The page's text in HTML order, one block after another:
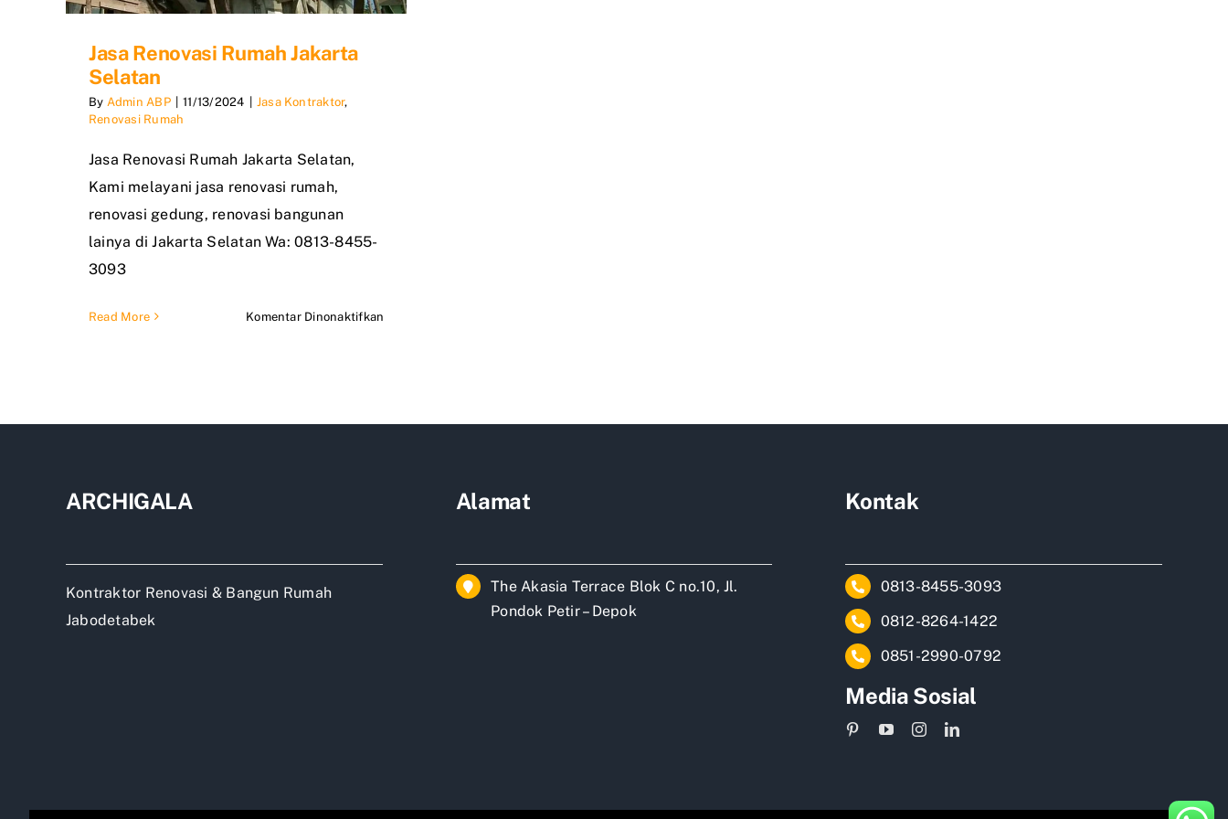
Jasa Renovasi Rumah Jakarta
Selatan
By Admin ABP 11/13/2024 Jasa Kontraktor,
Renovasi Rumah
Jasa Renovasi Rumah Jakarta Selatan,
Kami melayani jasa renovasi rumah,
renovasi gedung, renovasi bangunan
lainya di Jakarta Selatan Wa: 0813-8455-
3093
Read More Komentar Dinonaktifkan
Selatan
ARCHIGALA
Kontraktor Renovasi & Bangun Rumah
Jabodetabek
Alamat
The Akasia Terrace Blok C no.10, Jl.
Pondok Petir – Depok
Kontak
0813-8455-3093
0812-8264-1422
0851-2990-0792
Media Sosial